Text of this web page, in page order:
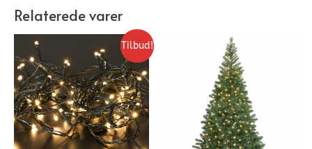
Relaterede varer
Tilbud!